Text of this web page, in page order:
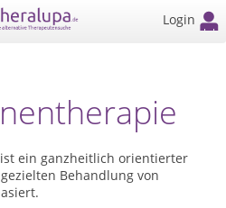
Login
ein ganzheitlich orientierter
Behandlung von